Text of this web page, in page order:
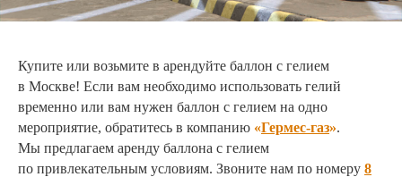
Купите или возьмите в арендуйте баллон с гелием
в Москве! Если вам необходимо использовать гелий
временно или вам нужен баллон с гелием на одно
мероприятие, обратитесь в компанию «Гермес-газ».
Мы предлагаем аренду баллона с гелием
по привлекательным условиям. Звоните нам по номеру 8